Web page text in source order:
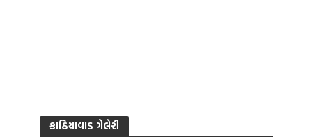
કાઠિયાવાડ ગેલેરી